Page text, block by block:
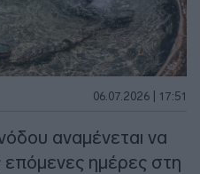
06.07.2026 | 17:51
αναμένεται να
επόμενες ημέρες στη